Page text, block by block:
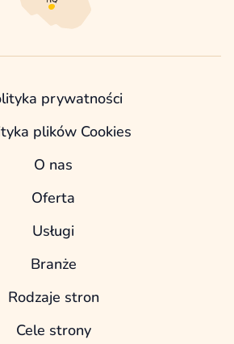
prywatności
plików Cookies
O nas
Oferta
Usługi
Branże
Rodzaje stron
Cele strony